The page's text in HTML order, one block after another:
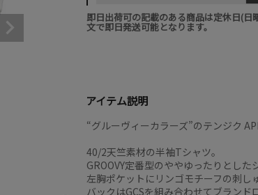
即日出荷可の記載のある商品は定休日(日
文で即日発送可能となります。
アイテム説明
“グルーヴィーカラーズ”のテンジク
40/2天竺素材の半袖Tシャツ。
GROOVY定番型のややゆったりとした
左胸ポケットにリンゴモチーフの刺し
バックはGCSを組み合わせてブラン